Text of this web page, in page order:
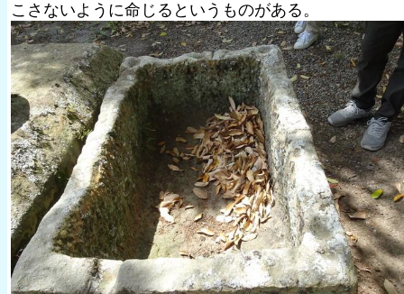
こさないように命じるというものがある。